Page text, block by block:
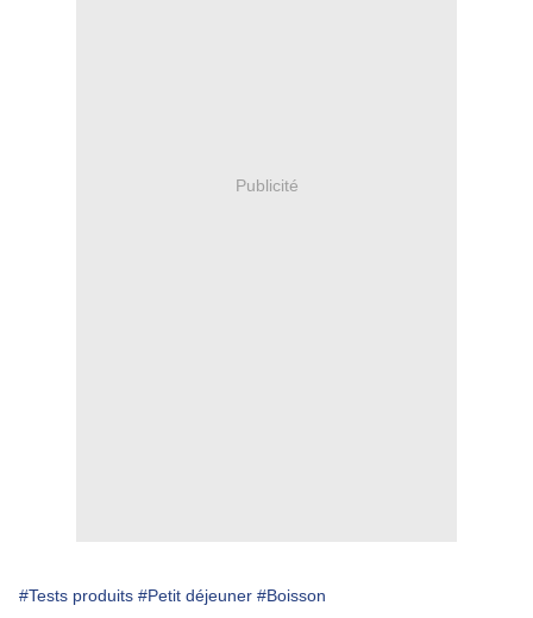
Publicité
#Tests produits #Petit déjeuner #Boisson